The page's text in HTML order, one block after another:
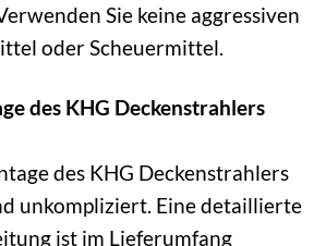
Sie keine aggressiven
oder Scheuermittel.
des KHG Deckenstrahlers
des KHG Deckenstrahlers
unkompliziert. Eine detaillierte
ist im Lieferumfang